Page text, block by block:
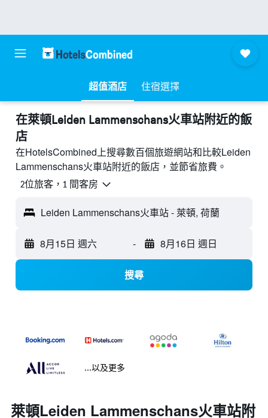
超值酒店 住宿選擇
​在萊頓Leiden Lammenschans火車站附近​的飯
店
在HotelsCombined上搜尋數百個旅遊網站和比較Leiden
Lammenschans火車站附近的飯店，並節省旅費。
2位旅客，1 間客房
Leiden Lammenschans火車站 - 萊頓, 荷蘭
8月15日 週六 - 8月16日 週日
搜尋
...以及更多
萊頓Leiden Lammenschans火車站附